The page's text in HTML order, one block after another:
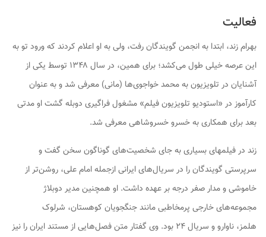
فعالیت
بهرام زند، ابتدا به انجمن گویندگان رفت، ولی به او اعلام کردند که ورود تو به
این عرصه خیلی طول می‌کشد؛ برای همین، در سال ۱۳۴۸ توسط یکی از
آشنایان در تلویزیون به محمد خواجوی‌ها (مانی) معرفی شد و به عنوان
کارآموز در «استودیو تلویزیون فیلم» مشغول فراگیری دوبله گشت او مدتی
بعد برای همکاری به خسرو خسروشاهی معرفی شد.
زند در فیلمهای بسیاری به جای شخصیت‌های گوناگون سخن گفت و
سرپرستی گویندگان را در سریال‌های ایرانی ازجمله امام علی، روشن‌تر از
خاموشی و مدار صفر درجه بر عهده داشت. او همچنین مدیر دوبلاژ
مجموعه‌های خارجی پرمخاطبی مانند جنگجویان کوهستان، شرلوک
هلمز، ناوارو و سریال ۲۴ بود. وی گفتار متن فصل‌هایی از مستند ایران را نیز